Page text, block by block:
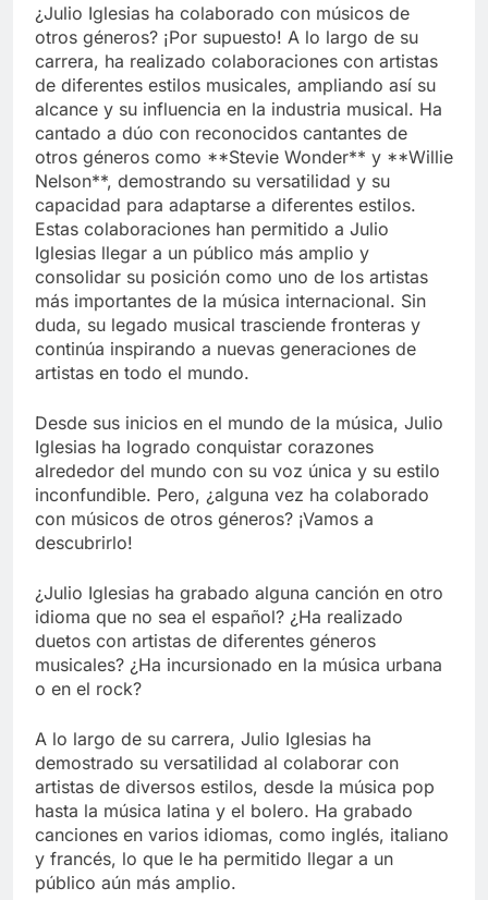
¿Julio Iglesias ha colaborado con músicos de
otros géneros? ¡Por supuesto! A lo largo de su
carrera, ha realizado colaboraciones con artistas
de diferentes estilos musicales, ampliando así su
alcance y su influencia en la industria musical. Ha
cantado a dúo con reconocidos cantantes de
otros géneros como **Stevie Wonder** y **Willie
Nelson**, demostrando su versatilidad y su
capacidad para adaptarse a diferentes estilos.
Estas colaboraciones han permitido a Julio
Iglesias llegar a un público más amplio y
consolidar su posición como uno de los artistas
más importantes de la música internacional. Sin
duda, su legado musical trasciende fronteras y
continúa inspirando a nuevas generaciones de
artistas en todo el mundo.
Desde sus inicios en el mundo de la música, Julio
Iglesias ha logrado conquistar corazones
alrededor del mundo con su voz única y su estilo
inconfundible. Pero, ¿alguna vez ha colaborado
con músicos de otros géneros? ¡Vamos a
descubrirlo!
¿Julio Iglesias ha grabado alguna canción en otro
idioma que no sea el español? ¿Ha realizado
duetos con artistas de diferentes géneros
musicales? ¿Ha incursionado en la música urbana
o en el rock?
A lo largo de su carrera, Julio Iglesias ha
demostrado su versatilidad al colaborar con
artistas de diversos estilos, desde la música pop
hasta la música latina y el bolero. Ha grabado
canciones en varios idiomas, como inglés, italiano
y francés, lo que le ha permitido llegar a un
público aún más amplio.